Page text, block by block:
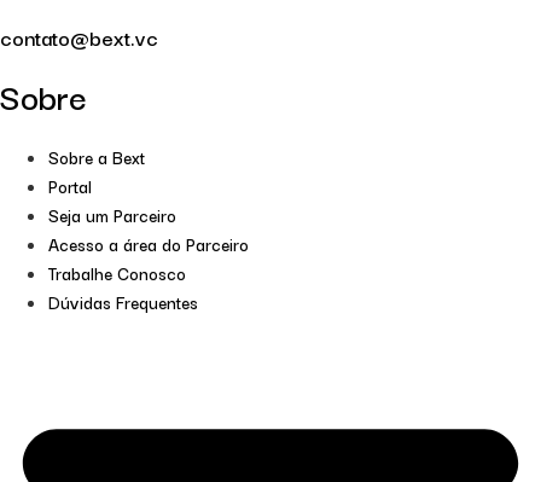
contato@bext.vc
Sobre
Sobre a Bext
Portal
Seja um Parceiro
Acesso a área do Parceiro
Trabalhe Conosco
Dúvidas Frequentes